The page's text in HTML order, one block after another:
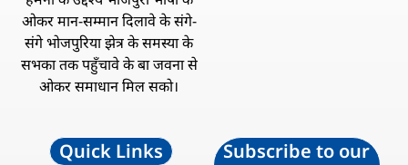
ओकर मान-सम्मान दिलावे के संगे-
संगे भोजपुरिया झेत्र के समस्या के
सभका तक पहुँचावे के बा जवना से
ओकर समाधान मिल सको।
Quick Links
Subscribe to our